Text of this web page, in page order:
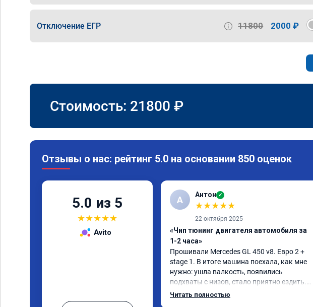
Отключение ЕГР 11800 2000 ₽
Стоимость: 21800 ₽
Отзывы о нас: рейтинг 5.0 на основании 850 оценок
5.0 из 5
★★★★★
Avito
А Антон ✓
★★★★★
22 октября 2025
«Чип тюнинг двигателя автомобиля за
1-2 часа»
Прошивали Mercedes GL 450 v8. Евро 2 +
stage 1. В итоге машина поехала, как мне
нужно: ушла валкость, появились
подхваты с низов, стало приятно ездить.
Одни из лучших трат, в авто! 🔥
Читать полностью